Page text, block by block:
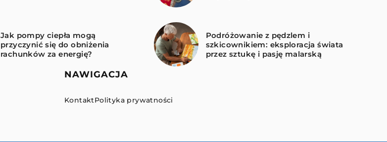
Jak pompy ciepła mogą
przyczynić się do obniżenia
rachunków za energię?
Podróżowanie z pędzlem i
szkicownikiem: eksploracja świata
przez sztukę i pasję malarską
NAWIGACJA
KontaktPolityka prywatności